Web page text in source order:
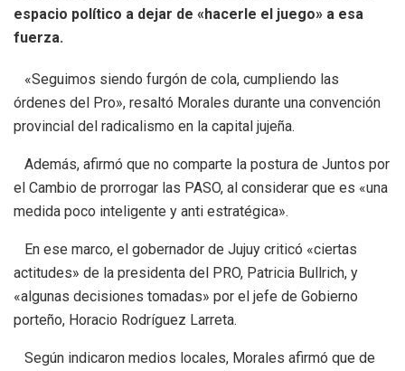
espacio político a dejar de «hacerle el juego» a esa
fuerza.
«Seguimos siendo furgón de cola, cumpliendo las
órdenes del Pro», resaltó Morales durante una convención
provincial del radicalismo en la capital jujeña.
Además, afirmó que no comparte la postura de Juntos por
el Cambio de prorrogar las PASO, al considerar que es «una
medida poco inteligente y anti estratégica».
En ese marco, el gobernador de Jujuy criticó «ciertas
actitudes» de la presidenta del PRO, Patricia Bullrich, y
«algunas decisiones tomadas» por el jefe de Gobierno
porteño, Horacio Rodríguez Larreta.
Según indicaron medios locales, Morales afirmó que de